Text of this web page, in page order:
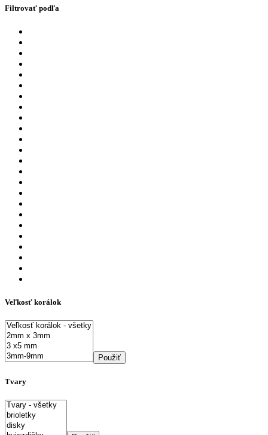
Filtrovať podľa
Veľkosť korálok
Použiť
Tvary